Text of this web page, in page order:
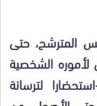
المترشح، حتى
لأموره الشخصية
لترسانة